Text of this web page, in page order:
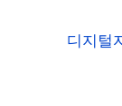
디지털